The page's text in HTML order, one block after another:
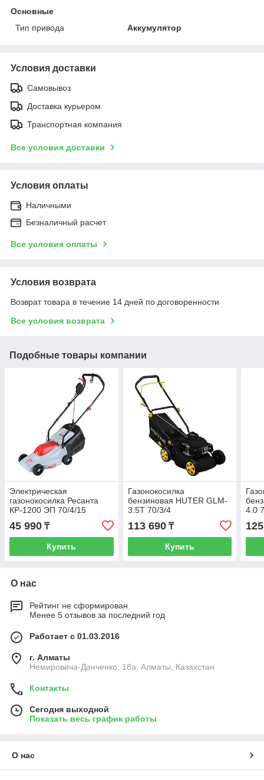
Основные
Тип привода
Аккумулятор
Условия доставки
Самовывоз
Доставка курьером
Транспортная компания
Все условия доставки
Условия оплаты
Наличными
Безналичный расчет
Все условия оплаты
Условия возврата
Возврат товара в течение 14 дней по договоренности
Все условия возврата
Подобные товары компании
Электрическая
газонокосилка Ресанта
КР-1200 ЭП 70/4/15
45 990 ₸
Купить
Газонокосилка
бензиновая HUTER GLM-
3.5T 70/3/4
113 690₸
Купить
4.0
О нас
Рейтинг не сформирован
Менее 5 отзывов за последний год
Работает с 01.03.2016
г. Алматы
Немировича-Данченко, 18а, Алматы, Казахстан
Контакты
Сегодня выходной
Показать весь график работы
О нас